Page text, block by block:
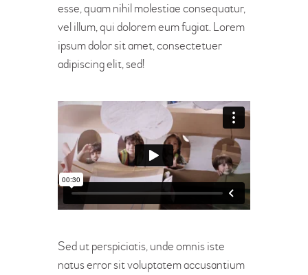
esse, quam nihil molestiae consequatur,
vel illum, qui dolorem eum fugiat. Lorem
ipsum dolor sit amet, consectetuer
adipiscing elit, sed!
Sed ut perspiciatis, unde omnis iste
natus error sit voluptatem accusantium